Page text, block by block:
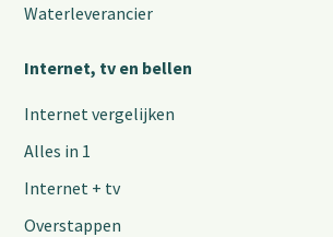
Waterleverancier
Internet, tv en bellen
Internet vergelijken
Alles in 1
Internet + tv
Overstappen